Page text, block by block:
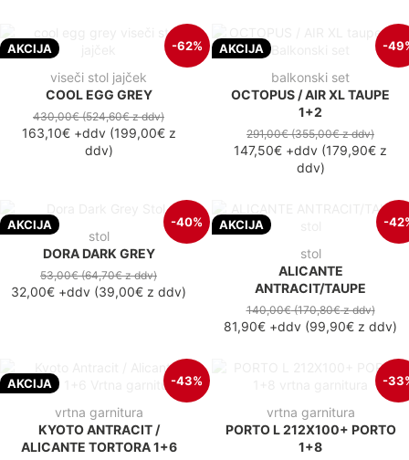
AKCIJA -62%
viseči stol jajček
COOL EGG GREY
430,00€(524,60€z ddv)
163,10€+ddv(199,00€z
ddv)
AKCIJA -
balkonski set
OCTOPUS / AIR XL TAUPE
1+2
291,00€(355,00€z ddv)
147,50€ +ddv (179,90€ z
ddv)
AKCIJA -40%
stol
DORA DARK GREY
53,00€(64,70€z ddv)
32,00€ +ddv (39,00€ z ddv)
AKCIJA -
stol
ALICANTE
ANTRACIT/TAUPE
140,00€(170,80€z ddv)
81,90€ +ddv (99,90€ z ddv)
AKCIJA -43%
vrtna garnitura
KYOTO ANTRACIT /
ALICANTE TORTORA 1+6
-
vrtna garnitura
PORTO L 212X100+ PORTO
1+8